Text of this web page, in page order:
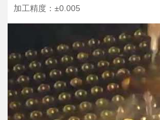
加工精度：±0.005